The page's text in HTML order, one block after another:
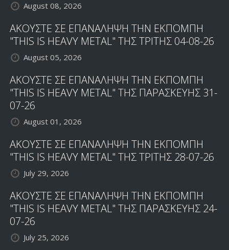
August 08, 2026
ΑΚΟΥΣΤΕ ΣΕ ΕΠΑΝΑΛΗΨΗ ΤΗΝ ΕΚΠΟΜΠΗ
"THIS IS HEAVY METAL" ΤΗΣ ΤΡΙΤΗΣ 04-08-26
August 05, 2026
ΑΚΟΥΣΤΕ ΣΕ ΕΠΑΝΑΛΗΨΗ ΤΗΝ ΕΚΠΟΜΠΗ
"THIS IS HEAVY METAL" ΤΗΣ ΠΑΡΑΣΚΕΥΗΣ 31-
07-26
August 01, 2026
ΑΚΟΥΣΤΕ ΣΕ ΕΠΑΝΑΛΗΨΗ ΤΗΝ ΕΚΠΟΜΠΗ
"THIS IS HEAVY METAL" ΤΗΣ ΤΡΙΤΗΣ 28-07-26
July 29, 2026
ΑΚΟΥΣΤΕ ΣΕ ΕΠΑΝΑΛΗΨΗ ΤΗΝ ΕΚΠΟΜΠΗ
"THIS IS HEAVY METAL" ΤΗΣ ΠΑΡΑΣΚΕΥΗΣ 24-
07-26
July 25, 2026